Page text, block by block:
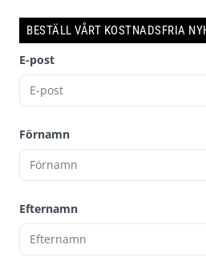
BESTÄLL VÅRT KOSTNADSFRIA
E-post
Förnamn
Efternamn